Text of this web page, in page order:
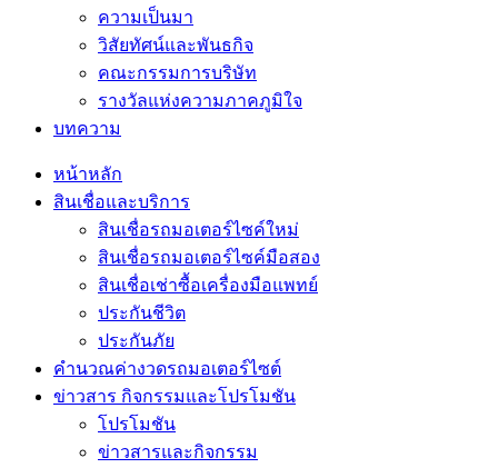
ความเป็นมา
วิสัยทัศน์และพันธกิจ
คณะกรรมการบริษัท
รางวัลแห่งความภาคภูมิใจ
บทความ
หน้าหลัก
สินเชื่อและบริการ
สินเชื่อรถมอเตอร์ไซค์ใหม่
สินเชื่อรถมอเตอร์ไซค์มือสอง
สินเชื่อเช่าซื้อเครื่องมือแพทย์
ประกันชีวิต
ประกันภัย
คำนวณค่างวดรถมอเตอร์ไซต์
ข่าวสาร กิจกรรมและโปรโมชัน
โปรโมชัน
ข่าวสารและกิจกรรม